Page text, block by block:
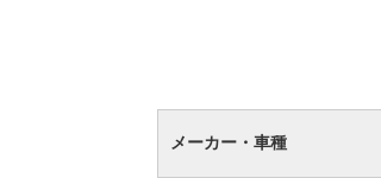
メーカー・車種